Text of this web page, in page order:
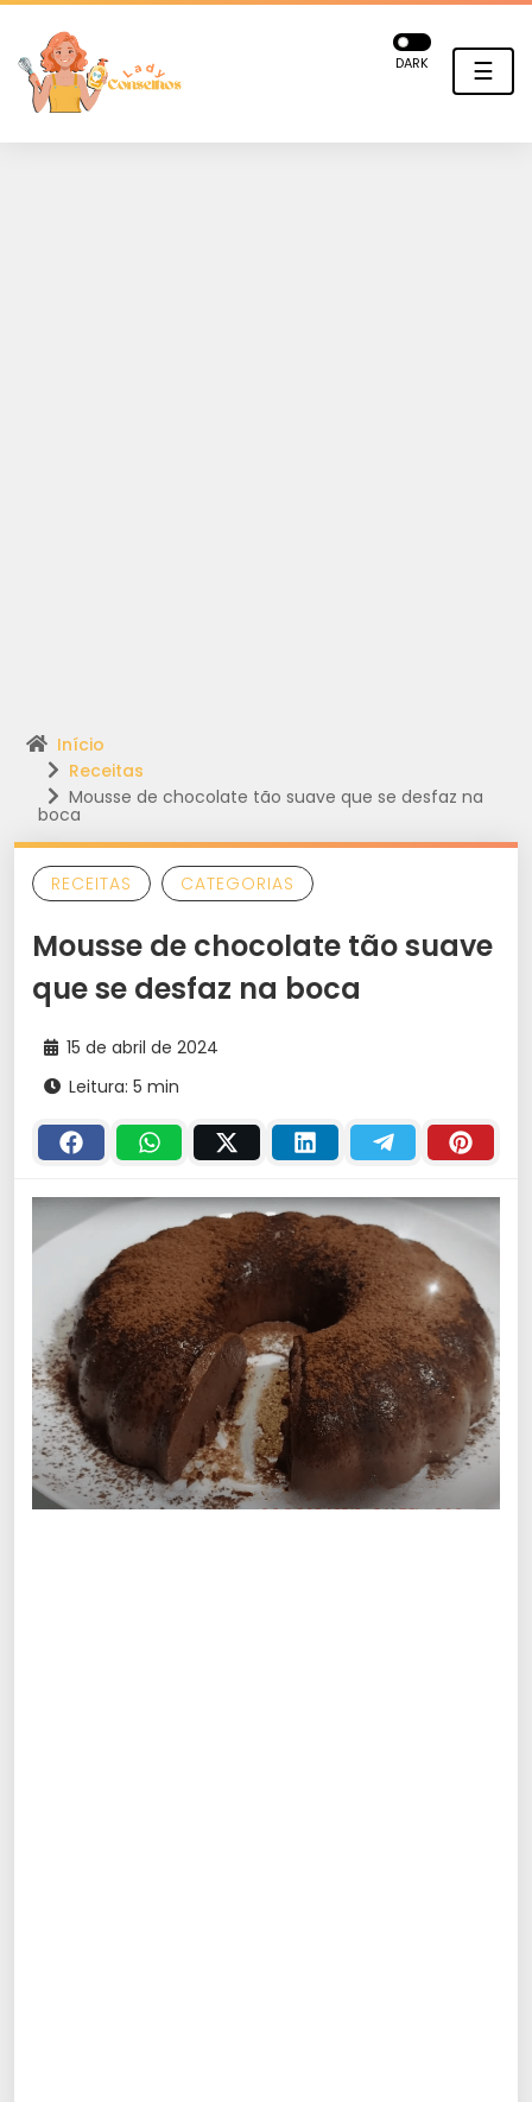
☰
DARK
Início
Receitas
Mousse de chocolate tão suave que se desfaz na
boca
RECEITAS CATEGORIAS
Mousse de chocolate tão suave
que se desfaz na boca
15 de abril de 2024
Leitura: 5 min